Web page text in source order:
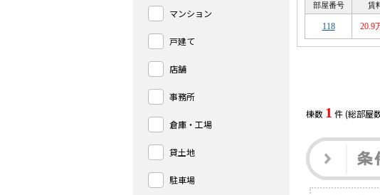
部屋番号 賃
118 20.9
棟数 1 件 (総部屋
マンション
戸建て
店舗
事務所
倉庫・工場
貸土地
駐車場